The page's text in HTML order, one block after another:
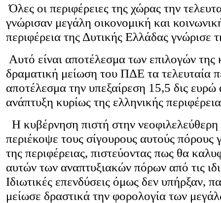
Όλες οι περιφέρειες της χώρας την
γνώρισαν μεγάλη οικονομική και
περιφέρεια της Δυτικής Ελλάδας γνώρισε
Αυτό είναι αποτέλεσμα των επιλογών
δραματική μείωση του ΠΔΕ τα τελευταία
αποτέλεσμα την υπεξαίρεση 15,5 δις ευρώ
ανάπτυξη κυρίως της ελληνικής
Η κυβέρνηση πιστή στην νεοφιλελεύθερη
περιέκοψε τους σίγουρους αυτούς πόρους
της περιφέρειας, πιστεύοντας πως θα
αυτών των αναπτυξιακών πόρων από τις
Ιδιωτικές επενδύσεις όμως δεν υπήρξαν,
μείωσε δραστικά την φορολογία των